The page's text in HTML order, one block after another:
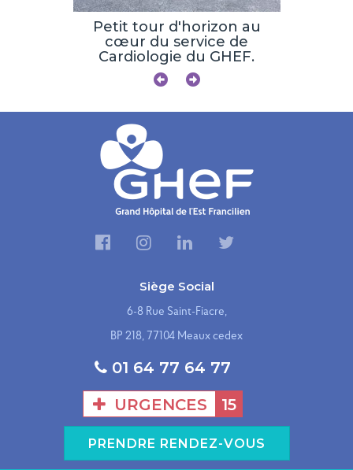
Petit tour d'horizon au
cœur du service de
Cardiologie du GHEF.
Siège Social
6-8 Rue Saint-Fiacre,
BP 218, 77104 Meaux cedex
01 64 77 64 77
URGENCES
15
PRENDRE RENDEZ-VOUS